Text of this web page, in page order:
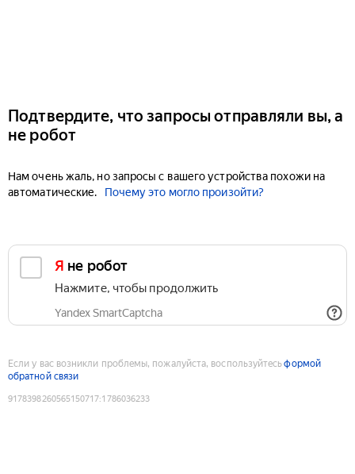
Подтвердите, что запросы отправляли вы, а
не робот
Нам очень жаль, но запросы с вашего устройства похожи на
автоматические.
Почему это могло произойти?
Я не робот
Нажмите, чтобы продолжить
Yandex SmartCaptcha
Если у вас возникли проблемы, пожалуйста, воспользуйтесьформой
обратной связи
9178398260565150717:1786036233